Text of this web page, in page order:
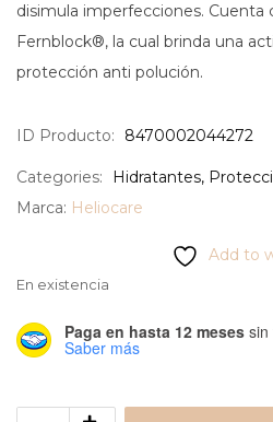
disimula imperfecciones. Cuenta
Fernblock®, la cual brinda una
protección anti polución.
ID Producto: 8470002044272
Categories: Hidratantes,
Marca: Heliocare
Add to
En existencia
Paga en hasta 12 meses sin
Saber más